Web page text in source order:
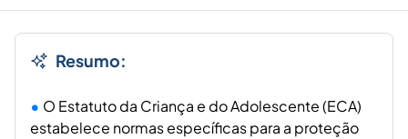
Resumo:
O Estatuto da Criança e do Adolescente (ECA)
estabelece normas específicas para a proteção